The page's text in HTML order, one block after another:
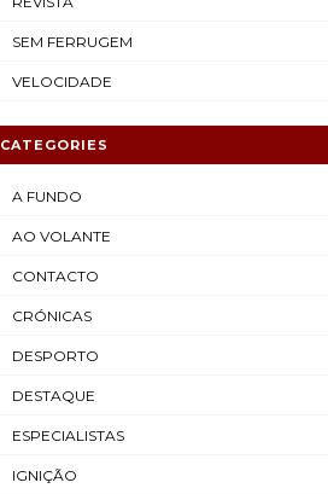
SEM FERRUGEM
VELOCIDADE
CATEGORIES
A FUNDO
AO VOLANTE
CONTACTO
CRÓNICAS
DESPORTO
DESTAQUE
ESPECIALISTAS
IGNIÇÃO